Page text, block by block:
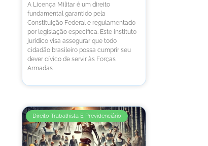
A Licença Militar é um direito
fundamental garantido pela
Constituição Federal e regulamentado
por legislação específica. Este instituto
jurídico visa assegurar que todo
cidadão brasileiro possa cumprir seu
dever cívico de servir às Forças
Armadas
Direito Trabalhista E Previdenciário